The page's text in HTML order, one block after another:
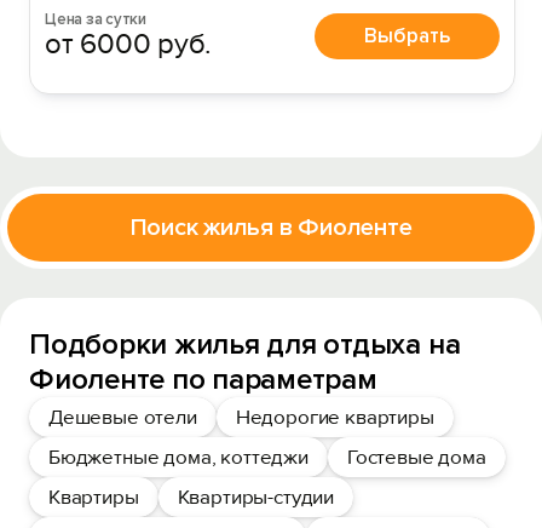
Цена за сутки
от 6000 руб. Выбрать
Поиск жилья в Фиоленте
Подборки жилья для отдыха на
Фиоленте по параметрам
Дешевые отели
Недорогие квартиры
Бюджетные дома, коттеджи
Гостевые дома
Квартиры
Квартиры-студии